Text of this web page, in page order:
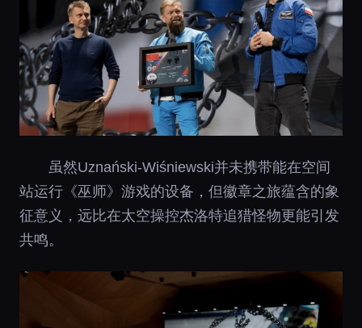
虽然Uznański-Wiśniewski并未携带能在空间
站运行《巫师》游戏的设备，但徽章之旅蕴含的象
征意义，远比在太空操控杰洛特追猎怪物更能引发
共鸣。